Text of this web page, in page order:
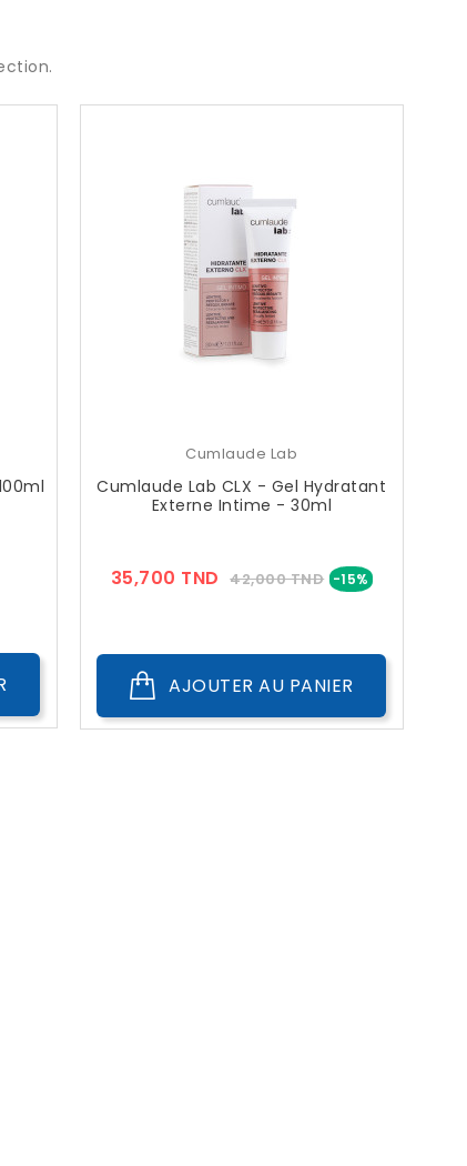
Cumlaude Lab
Cumlaude Lab CLX - Gel Hydratant
Externe Intime - 30ml
35,700 TND Prix
42,000 TND -15% Prix
AJOUTER AU PANIER